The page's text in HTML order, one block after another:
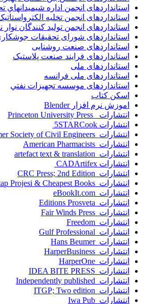
استانداردهای انجمن اداره شيميدانهاي
استانداردهای انجمن تخليه
استانداردهای انجمن توليد کنندگان نوار
استانداردهای شورای تحقیقات
استانداردهای صنعت روشنایی
استانداردهای فرايند صنعت پلاستيک
استانداردهای ملی
استانداردهای ملی فرانسه
استانداردهای موسسه تجهيزات نفتي
اسکن کتاب
اموزش نرم افزار Blender
انتشارات Princeton University Press
انتشارات ‎ 5STARCook
انتشارات Amer Society of Civil Engineers
انتشارات American Pharmacists
انتشارات artefact text & translation
انتشارات ‎ CADArtifex
انتشارات CRC Press; 2nd Edition
انتشارات E-Kitap Projesi & Cheapest Books
انتشارات eBookIt.com
انتشارات Editions Prosveta
انتشارات Fair Winds Press
انتشارات Freedom
انتشارات Gulf Professional
انتشارات Hans Beumer
انتشارات HarperBusiness
انتشارات HarperOne
انتشارات IDEA BITE PRESS
انتشارات Independently published
انتشارات ITGP; Two edition
انتشارات Iwa Pub